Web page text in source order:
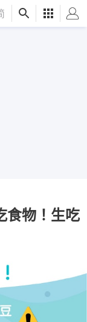
物 ！生吃